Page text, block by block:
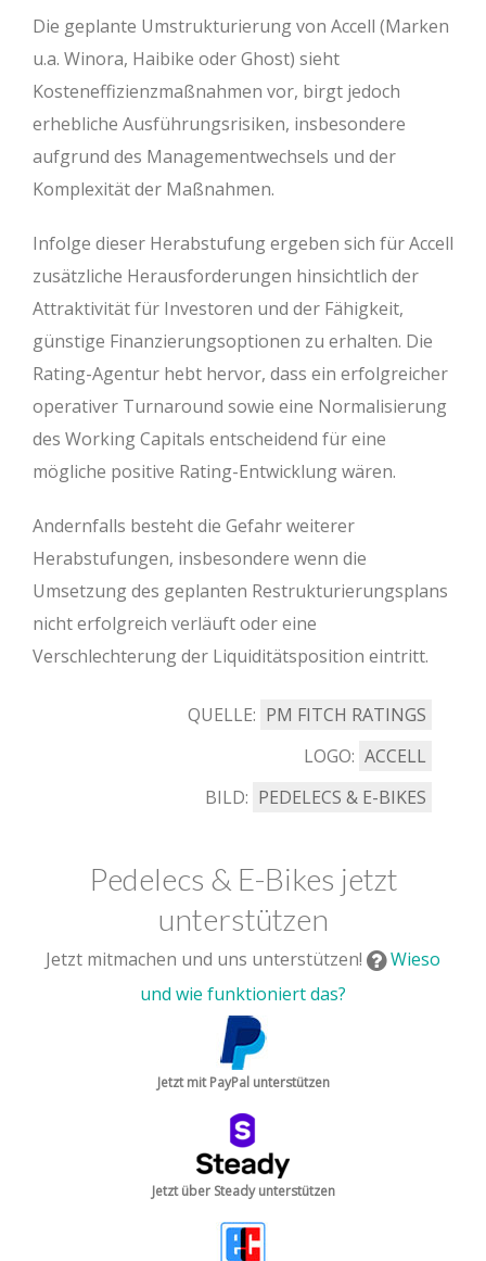
Die geplante Umstrukturierung von Accell (Marken
u.a. Winora, Haibike oder Ghost) sieht
Kosteneffizienzmaßnahmen vor, birgt jedoch
erhebliche Ausführungsrisiken, insbesondere
aufgrund des Managementwechsels und der
Komplexität der Maßnahmen.
Infolge dieser Herabstufung ergeben sich für Accell
zusätzliche Herausforderungen hinsichtlich der
Attraktivität für Investoren und der Fähigkeit,
günstige Finanzierungsoptionen zu erhalten. Die
Rating-Agentur hebt hervor, dass ein erfolgreicher
operativer Turnaround sowie eine Normalisierung
des Working Capitals entscheidend für eine
mögliche positive Rating-Entwicklung wären.
Andernfalls besteht die Gefahr weiterer
Herabstufungen, insbesondere wenn die
Umsetzung des geplanten Restrukturierungsplans
nicht erfolgreich verläuft oder eine
Verschlechterung der Liquiditätsposition eintritt.
QUELLE: PM FITCH RATINGS
LOGO: ACCELL
BILD: PEDELECS & E-BIKES
Pedelecs & E-Bikes jetzt
unterstützen
Jetzt mitmachen und uns unterstützen!
Wieso
und wie funktioniert das?
Jetzt mit PayPal unterstützen
Jetzt über Steady unterstützen